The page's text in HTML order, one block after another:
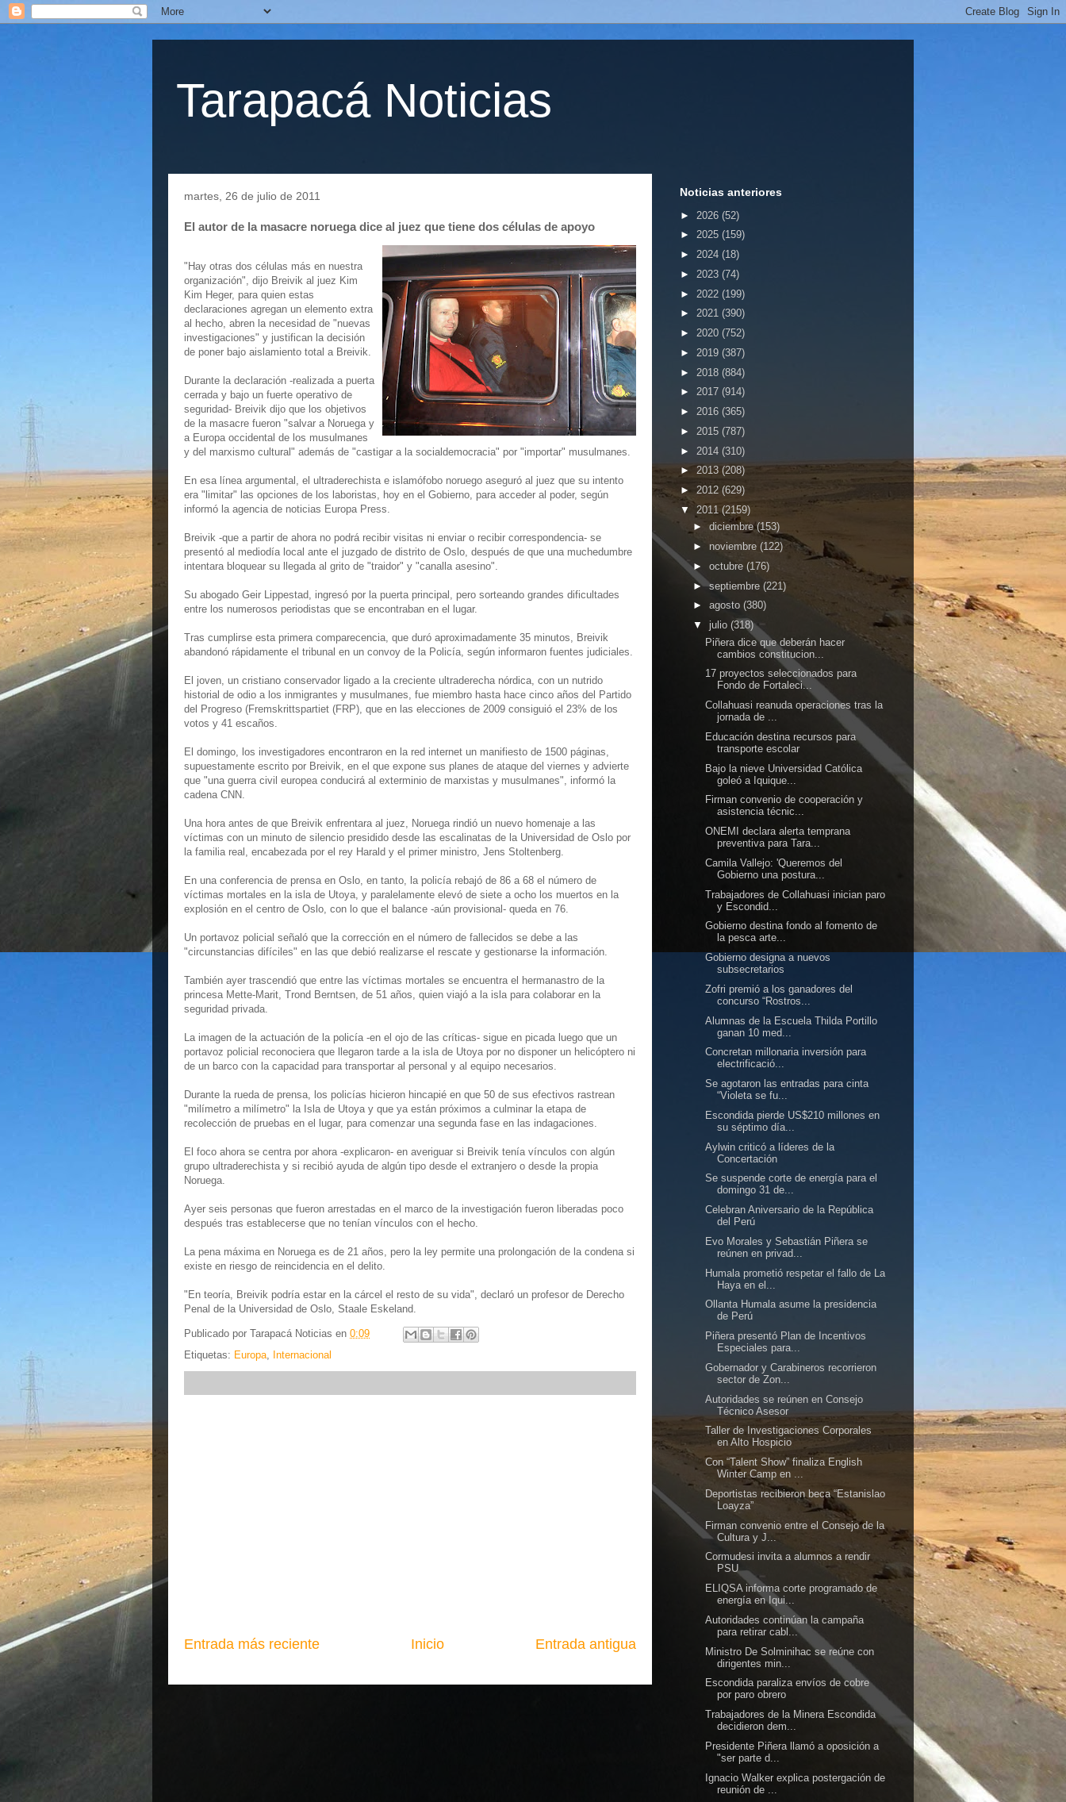
Tarapacá Noticias
martes, 26 de julio de 2011
El autor de la masacre noruega dice al juez que tiene dos células de apoyo
"Hay otras dos células más en nuestra
organización", dijo Breivik al juez Kim
Kim Heger, para quien estas
declaraciones agregan un elemento extra
al hecho, abren la necesidad de "nuevas
investigaciones" y justifican la decisión
de poner bajo aislamiento total a Breivik.
Durante la declaración -realizada a puerta
cerrada y bajo un fuerte operativo de
seguridad- Breivik dijo que los objetivos
de la masacre fueron "salvar a Noruega y
a Europa occidental de los musulmanes
y del marxismo cultural" además de "castigar a la socialdemocracia" por "importar" musulmanes.
En esa línea argumental, el ultraderechista e islamófobo noruego aseguró al juez que su intento
era "limitar" las opciones de los laboristas, hoy en el Gobierno, para acceder al poder, según
informó la agencia de noticias Europa Press.
Breivik -que a partir de ahora no podrá recibir visitas ni enviar o recibir correspondencia- se
presentó al mediodía local ante el juzgado de distrito de Oslo, después de que una muchedumbre
intentara bloquear su llegada al grito de "traidor" y "canalla asesino".
Su abogado Geir Lippestad, ingresó por la puerta principal, pero sorteando grandes dificultades
entre los numerosos periodistas que se encontraban en el lugar.
Tras cumplirse esta primera comparecencia, que duró aproximadamente 35 minutos, Breivik
abandonó rápidamente el tribunal en un convoy de la Policía, según informaron fuentes judiciales.
El joven, un cristiano conservador ligado a la creciente ultraderecha nórdica, con un nutrido
historial de odio a los inmigrantes y musulmanes, fue miembro hasta hace cinco años del Partido
del Progreso (Fremskrittspartiet (FRP), que en las elecciones de 2009 consiguió el 23% de los
votos y 41 escaños.
El domingo, los investigadores encontraron en la red internet un manifiesto de 1500 páginas,
supuestamente escrito por Breivik, en el que expone sus planes de ataque del viernes y advierte
que "una guerra civil europea conducirá al exterminio de marxistas y musulmanes", informó la
cadena CNN.
Una hora antes de que Breivik enfrentara al juez, Noruega rindió un nuevo homenaje a las
víctimas con un minuto de silencio presidido desde las escalinatas de la Universidad de Oslo por
la familia real, encabezada por el rey Harald y el primer ministro, Jens Stoltenberg.
En una conferencia de prensa en Oslo, en tanto, la policía rebajó de 86 a 68 el número de
víctimas mortales en la isla de Utoya, y paralelamente elevó de siete a ocho los muertos en la
explosión en el centro de Oslo, con lo que el balance -aún provisional- queda en 76.
Un portavoz policial señaló que la corrección en el número de fallecidos se debe a las
"circunstancias difíciles" en las que debió realizarse el rescate y gestionarse la información.
También ayer trascendió que entre las víctimas mortales se encuentra el hermanastro de la
princesa Mette-Marit, Trond Berntsen, de 51 años, quien viajó a la isla para colaborar en la
seguridad privada.
La imagen de la actuación de la policía -en el ojo de las críticas- sigue en picada luego que un
portavoz policial reconociera que llegaron tarde a la isla de Utoya por no disponer un helicóptero ni
de un barco con la capacidad para transportar al personal y al equipo necesarios.
Durante la rueda de prensa, los policías hicieron hincapié en que 50 de sus efectivos rastrean
"milímetro a milímetro" la Isla de Utoya y que ya están próximos a culminar la etapa de
recolección de pruebas en el lugar, para comenzar una segunda fase en las indagaciones.
El foco ahora se centra por ahora -explicaron- en averiguar si Breivik tenía vínculos con algún
grupo ultraderechista y si recibió ayuda de algún tipo desde el extranjero o desde la propia
Noruega.
Ayer seis personas que fueron arrestadas en el marco de la investigación fueron liberadas poco
después tras establecerse que no tenían vínculos con el hecho.
La pena máxima en Noruega es de 21 años, pero la ley permite una prolongación de la condena si
existe en riesgo de reincidencia en el delito.
"En teoría, Breivik podría estar en la cárcel el resto de su vida", declaró un profesor de Derecho
Penal de la Universidad de Oslo, Staale Eskeland.
Publicado por Tarapacá Noticias en 0:09
Etiquetas: Europa, Internacional
Entrada más reciente Entrada antigua
Inicio
Noticias anteriores
► 2026 (52)
► 2025 (159)
► 2024 (18)
► 2023 (74)
► 2022 (199)
► 2021 (390)
► 2020 (752)
► 2019 (387)
► 2018 (884)
► 2017 (914)
► 2016 (365)
► 2015 (787)
► 2014 (310)
► 2013 (208)
► 2012 (629)
▼ 2011 (2159)
► diciembre(153)
► noviembre (122)
► octubre (176)
►septiembre (221)
► agosto (380)
▼ julio (318)
Piñera dice que deberán hacer
cambios constitucion...
17 proyectos seleccionados para
Fondo de Fortaleci...
Collahuasi reanuda operaciones tras la
jornada de ...
Educación destina recursos para
transporte escolar
Bajo la nieve Universidad Católica
goleó a Iquique...
Firman convenio de cooperación y
asistencia técnic...
ONEMI declara alerta temprana
preventiva para Tara...
Camila Vallejo: 'Queremos del
Gobierno una postura...
Trabajadores de Collahuasi inician paro
y Escondid...
Gobierno destina fondo al fomento de
la pesca arte...
Gobierno designa a nuevos
subsecretarios
Zofri premió a los ganadores del
concurso “Rostros...
Alumnas de la Escuela Thilda Portillo
ganan 10 med...
Concretan millonaria inversión para
electrificació...
Se agotaron las entradas para cinta
“Violeta se fu...
Escondida pierde US$210 millones en
su séptimo día...
Aylwin criticó a líderes de la
Concertación
Se suspende corte de energía para el
domingo 31 de...
Celebran Aniversario de la República
del Perú
Evo Morales y Sebastián Piñera se
reúnen en privad...
Humala prometió respetar el fallo de La
Haya en el...
Ollanta Humala asume la presidencia
de Perú
Piñera presentó Plan de Incentivos
Especiales para...
Gobernador y Carabineros recorrieron
sector de Zon...
Autoridades se reúnen en Consejo
Técnico Asesor
Taller de Investigaciones Corporales
en Alto Hospicio
Con “Talent Show” finaliza English
Winter Camp en ...
Deportistas recibieron beca “Estanislao
Loayza”
Firman convenio entre el Consejo de la
Cultura y J...
Cormudesi invita a alumnos a rendir
PSU
ELIQSA informa corte programado de
energía en Iqui...
Autoridades continúan la campaña
para retirar cabl...
Ministro De Solminihac se reúne con
dirigentes min...
Escondida paraliza envíos de cobre
por paro obrero
Trabajadores de la Minera Escondida
decidieron dem...
Presidente Piñera llamó a oposición a
"ser parte d...
Ignacio Walker explica postergación de
reunión de ...